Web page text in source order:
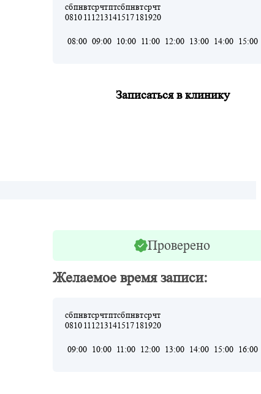
сб
08
пн
10
вт
11
ср
12
чт
13
пт
14
сб
15
пн
17
вт
18
ср
19
чт
20
08:00 09:00 10:00 11:00 12:00 13:00 14:00 15:00
Записаться в клинику
Проверено
Желаемое время записи:
сб
08
пн
10
вт
11
ср
12
чт
13
пт
14
сб
15
пн
17
вт
18
ср
19
чт
20
09:00 10:00 11:00 12:00 13:00 14:00 15:00 16:00